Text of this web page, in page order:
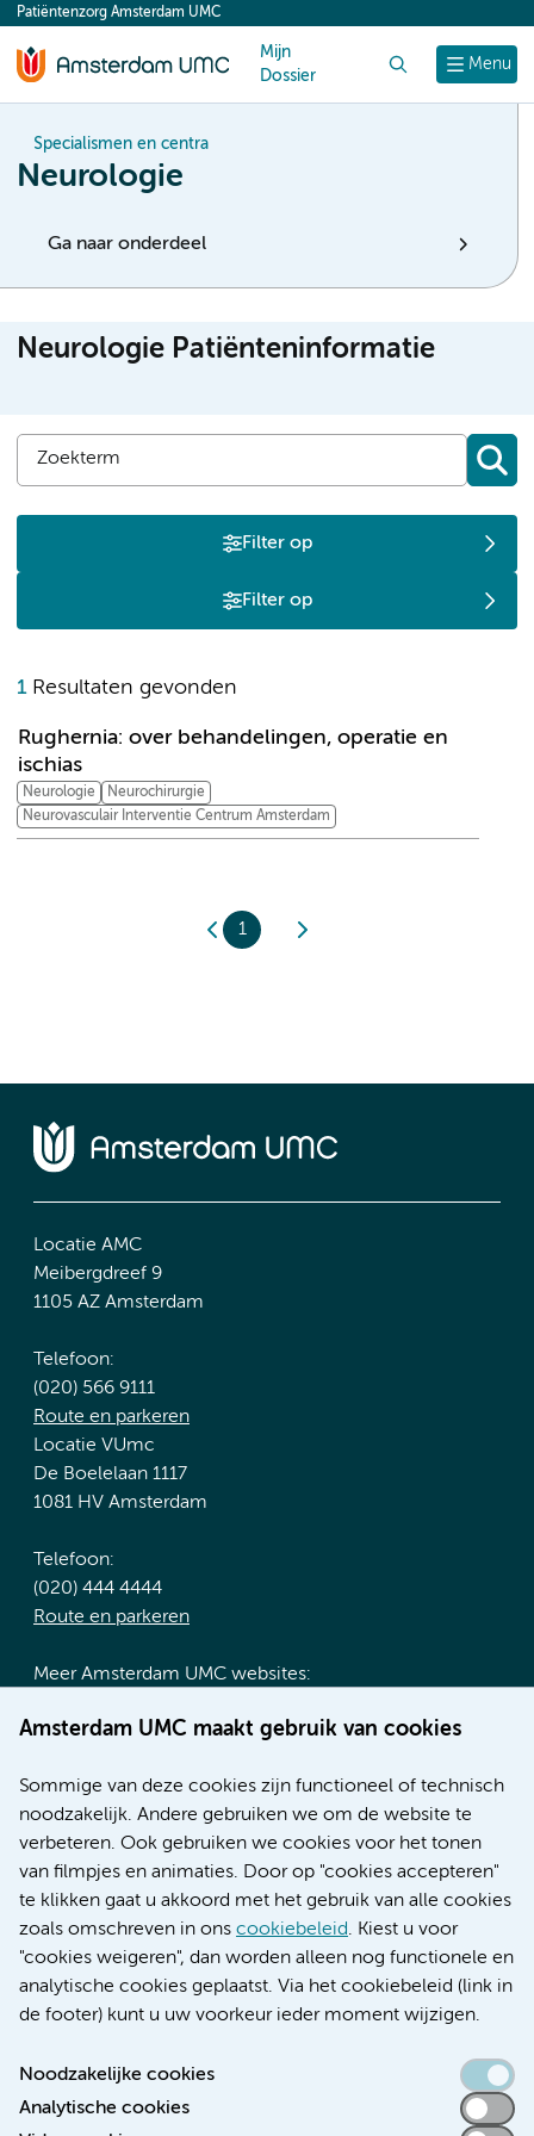
content
Amsterdam UMC maakt gebruik van cookies
Sommige van deze cookies zijn functioneel of technisch
noodzakelijk. Andere gebruiken we om de website te
verbeteren. Ook gebruiken we cookies voor het tonen
van filmpjes en animaties. Door op "cookies accepteren"
te klikken gaat u akkoord met het gebruik van alle cookies
zoals omschreven in ons cookiebeleid. Kiest u voor
"cookies weigeren", dan worden alleen nog functionele en
analytische cookies geplaatst. Via het cookiebeleid (link in
de footer) kunt u uw voorkeur ieder moment wijzigen.
Noodzakelijke cookies
Analytische cookies
Menu
Patiëntenzorg Amsterdam UMC
Mijn
Dossier
Specialismen en centra
Neurologie
Ga naar onderdeel
Neurologie Patiënteninformatie
Filter op
Filter op
1Resultaten gevonden
Rughernia: over behandelingen, operatie en
ischias
Neurologie
Neurochirurgie
Neurovasculair Interventie Centrum Amsterdam
1
Locatie AMC
Meibergdreef 9
1105 AZ Amsterdam
Telefoon:
(020) 566 9111
Route en parkeren
Locatie VUmc
De Boelelaan 1117
1081 HV Amsterdam
Telefoon:
(020) 444 4444
Route en parkeren
Meer Amsterdam UMC websites:
Werken bij Amsterdam UMC
Nieuws
Research
Educatie locatie AMC
Educatie locatie VUmc
Verwijzen & diagnostiek
Toegankelijkheidsverklaring